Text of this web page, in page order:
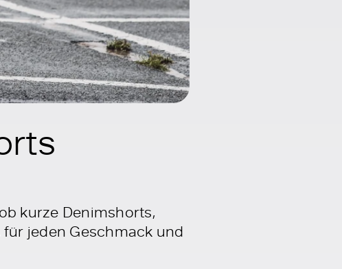
kurze Denimshorts,
jeden Geschmack und